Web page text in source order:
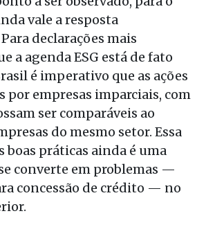
vale a resposta
declarações mais
a agenda ESG está de fato
é imperativo que as ações
por empresas imparciais, com
ser comparáveis ao
do mesmo setor. Essa
boas práticas ainda é uma
converte em problemas —
concessão de crédito — no